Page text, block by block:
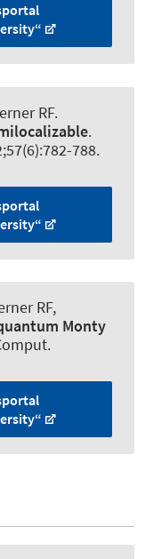
RF.
.
788.
RF,
Monty